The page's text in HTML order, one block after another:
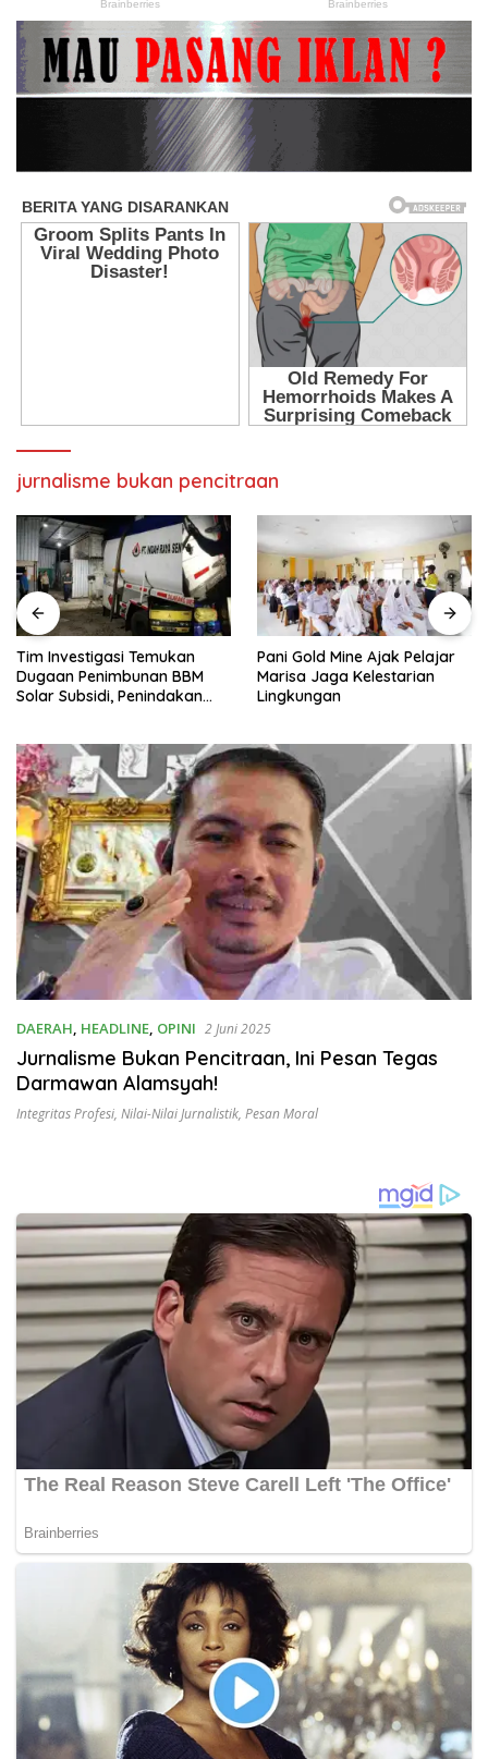
jurnalisme bukan pencitraan
Tim Investigasi Temukan
Dugaan Penimbunan BBM
Solar Subsidi, Penindakan
Pani Gold Mine Ajak Pelajar
Marisa Jaga Kelestarian
Lingkungan
DAERAH, HEADLINE, OPINI 2 Juni 2025
Jurnalisme Bukan Pencitraan, Ini Pesan Tegas
Darmawan Alamsyah!
Integritas Profesi, Nilai-Nilai Jurnalistik, Pesan Moral